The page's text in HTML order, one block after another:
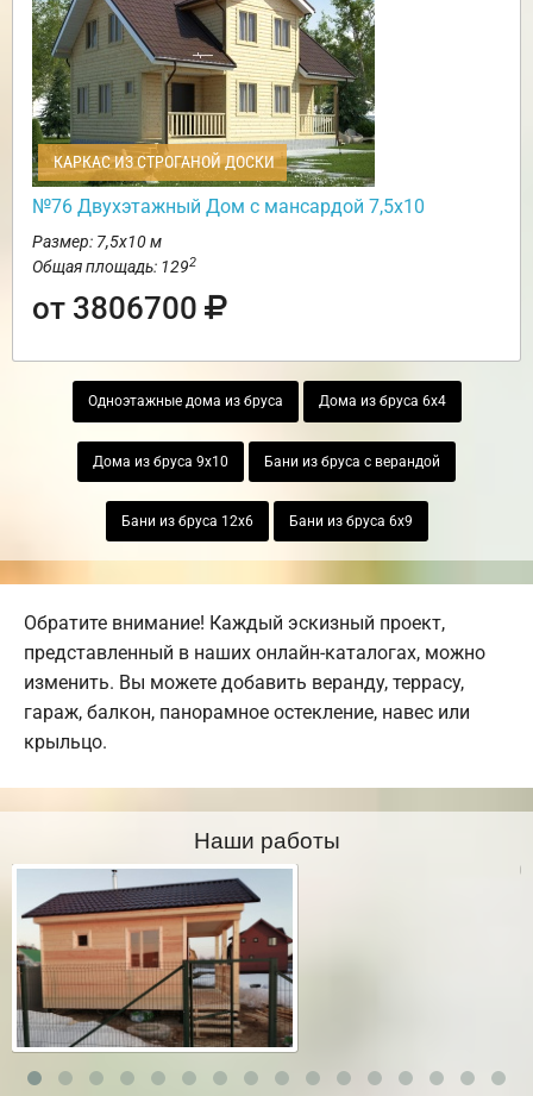
КАРКАС ИЗ СТРОГАНОЙ ДОСКИ
№76 Двухэтажный Дом с мансардой 7,5х10
Размер: 7,5х10 м
Общая площадь: 1292
от 3806700
Одноэтажные дома из бруса Дома из бруса 6х4
Дома из бруса 9х10 Бани из бруса с верандой
Бани из бруса 12х6 Бани из бруса 6х9
Обратите внимание! Каждый эскизный проект,
представленный в наших онлайн-каталогах, можно
изменить. Вы можете добавить веранду, террасу,
гараж, балкон, панорамное остекление, навес или
крыльцо.
Наши работы